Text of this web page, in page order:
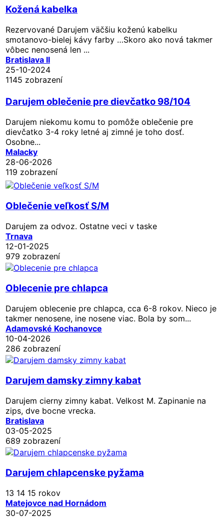
Kožená kabelka
Rezervované Darujem väčšiu koženú kabelku
smotanovo-bielej kávy farby …Skoro ako nová takmer
vôbec nenosená len ...
Bratislava II
25-10-2024
1145 zobrazení
Darujem oblečenie pre dievčatko 98/104
Darujem niekomu komu to pomôže oblečenie pre
dievčatko 3-4 roky letné aj zimné je toho dosť.
Osobne...
Malacky
28-06-2026
119 zobrazení
Oblečenie veľkosť S/M
Darujem za odvoz. Ostatne veci v taske
Trnava
12-01-2025
979 zobrazení
Oblecenie pre chlapca
Darujem oblecenie pre chlapca, cca 6-8 rokov. Nieco je
takmer nenosene, ine nosene viac. Bola by som...
Adamovské Kochanovce
10-04-2026
286 zobrazení
Darujem damsky zimny kabat
Darujem cierny zimny kabat. Velkost M. Zapinanie na
zips, dve bocne vrecka.
Bratislava
03-05-2025
689 zobrazení
Darujem chlapcenske pyžama
13 14 15 rokov
Matejovce nad Hornádom
30-07-2025